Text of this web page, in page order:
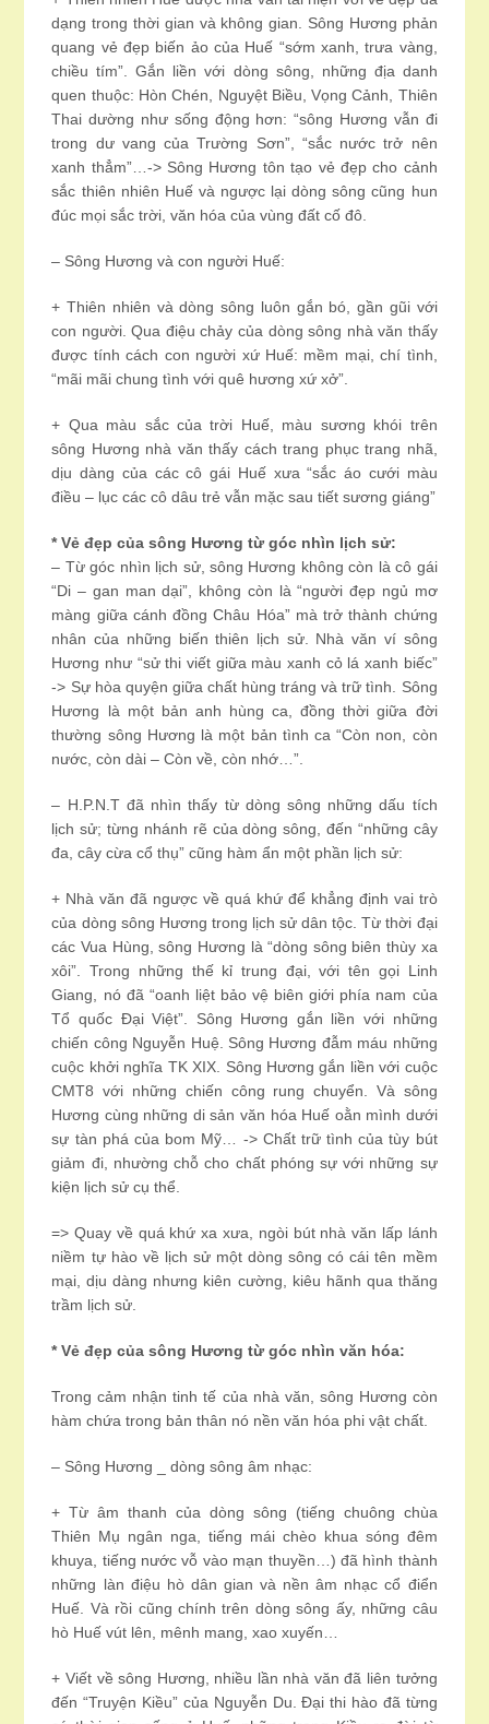
dạng trong thời gian và không gian. Sông Hương phản
quang vẻ đẹp biến ảo của Huế “sớm xanh, trưa vàng,
chiều tím”. Gắn liền với dòng sông, những địa danh
quen thuộc: Hòn Chén, Nguyệt Biều, Vọng Cảnh, Thiên
Thai dường như sống động hơn: “sông Hương vẫn đi
trong dư vang của Trường Sơn”, “sắc nước trở nên
xanh thẳm”…-> Sông Hương tôn tạo vẻ đẹp cho cảnh
sắc thiên nhiên Huế và ngược lại dòng sông cũng hun
đúc mọi sắc trời, văn hóa của vùng đất cố đô.
– Sông Hương và con người Huế:
+ Thiên nhiên và dòng sông luôn gắn bó, gần gũi với
con người. Qua điệu chảy của dòng sông nhà văn thấy
được tính cách con người xứ Huế: mềm mại, chí tình,
“mãi mãi chung tình với quê hương xứ xở”.
+ Qua màu sắc của trời Huế, màu sương khói trên
sông Hương nhà văn thấy cách trang phục trang nhã,
dịu dàng của các cô gái Huế xưa “sắc áo cưới màu
điều – lục các cô dâu trẻ vẫn mặc sau tiết sương giáng”
* Vẻ đẹp của sông Hương từ góc nhìn lịch sử:
– Từ góc nhìn lịch sử, sông Hương không còn là cô gái
“Di – gan man dại”, không còn là “người đẹp ngủ mơ
màng giữa cánh đồng Châu Hóa” mà trở thành chứng
nhân của những biến thiên lịch sử. Nhà văn ví sông
Hương như “sử thi viết giữa màu xanh cỏ lá xanh biếc”
-> Sự hòa quyện giữa chất hùng tráng và trữ tình. Sông
Hương là một bản anh hùng ca, đồng thời giữa đời
thường sông Hương là một bản tình ca “Còn non, còn
nước, còn dài – Còn về, còn nhớ…”.
– H.P.N.T đã nhìn thấy từ dòng sông những dấu tích
lịch sử; từng nhánh rẽ của dòng sông, đến “những cây
đa, cây cừa cổ thụ” cũng hàm ẩn một phần lịch sử:
+ Nhà văn đã ngược về quá khứ để khẳng định vai trò
của dòng sông Hương trong lịch sử dân tộc. Từ thời đại
các Vua Hùng, sông Hương là “dòng sông biên thùy xa
xôi”. Trong những thế kỉ trung đại, với tên gọi Linh
Giang, nó đã “oanh liệt bảo vệ biên giới phía nam của
Tổ quốc Đại Việt”. Sông Hương gắn liền với những
chiến công Nguyễn Huệ. Sông Hương đẫm máu những
cuộc khởi nghĩa TK XIX. Sông Hương gắn liền với cuộc
CMT8 với những chiến công rung chuyển. Và sông
Hương cùng những di sản văn hóa Huế oằn mình dưới
sự tàn phá của bom Mỹ… -> Chất trữ tình của tùy bút
giảm đi, nhường chỗ cho chất phóng sự với những sự
kiện lịch sử cụ thể.
=> Quay về quá khứ xa xưa, ngòi bút nhà văn lấp lánh
niềm tự hào về lịch sử một dòng sông có cái tên mềm
mại, dịu dàng nhưng kiên cường, kiêu hãnh qua thăng
trầm lịch sử.
* Vẻ đẹp của sông Hương từ góc nhìn văn hóa:
Trong cảm nhận tinh tế của nhà văn, sông Hương còn
hàm chứa trong bản thân nó nền văn hóa phi vật chất.
– Sông Hương _ dòng sông âm nhạc:
+ Từ âm thanh của dòng sông (tiếng chuông chùa
Thiên Mụ ngân nga, tiếng mái chèo khua sóng đêm
khuya, tiếng nước vỗ vào mạn thuyền…) đã hình thành
những làn điệu hò dân gian và nền âm nhạc cổ điển
Huế. Và rồi cũng chính trên dòng sông ấy, những câu
hò Huế vút lên, mênh mang, xao xuyến…
+ Viết về sông Hương, nhiều lần nhà văn đã liên tưởng
đến “Truyện Kiều” của Nguyễn Du. Đại thi hào đã từng